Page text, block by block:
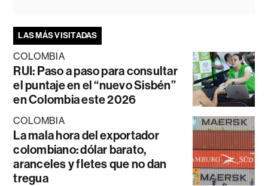
LAS MÁS VISITADAS
COLOMBIA
RUI: Paso a paso para consultar
el puntaje en el “nuevo Sisbén”
en Colombia este 2026
COLOMBIA
La mala hora del exportador
colombiano: dólar barato,
aranceles y fletes que no dan
tregua